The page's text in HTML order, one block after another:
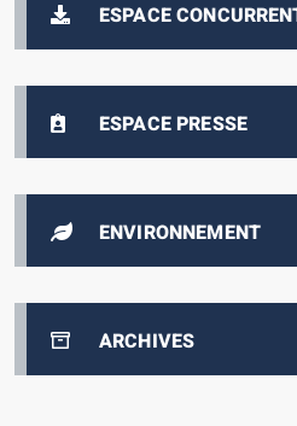
ESPACE
ESPACE PRESSE
ENVIRONNEMENT
ARCHIVES